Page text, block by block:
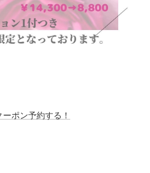
ポン予約する！